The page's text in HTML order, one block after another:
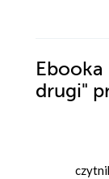
Ebooka
drugi"